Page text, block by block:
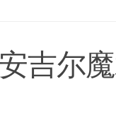
安吉尔